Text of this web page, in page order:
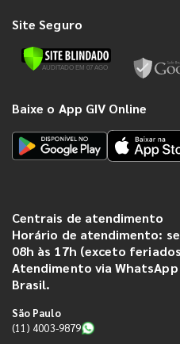
Site Seguro
Baixe o App GIV Online
Centrais de atendimento
Horário de atendimento:
08h às 17h (exceto
Atendimento via
Brasil.
São Paulo
(11) 4003-9879